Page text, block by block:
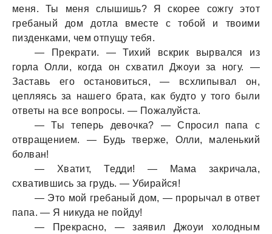
меня. Ты меня слышишь? Я скорее сожгу этот
гребаный дом дотла вместе с тобой и твоими
пизденками, чем отпущу тебя.
— Прекрати. — Тихий вскрик вырвался из
горла Олли, когда он схватил Джоуи за ногу. —
Заставь его остановиться, — всхлипывал он,
цепляясь за нашего брата, как будто у того были
ответы на все вопросы. — Пожалуйста.
— Ты теперь девочка? — Спросил папа с
отвращением. — Будь тверже, Олли, маленький
болван!
— Хватит, Тедди! — Мама закричала,
схватившись за грудь. — Убирайся!
— Это мой гребаный дом, — прорычал в ответ
папа. — Я никуда не пойду!
— Прекрасно, — заявил Джоуи холодным